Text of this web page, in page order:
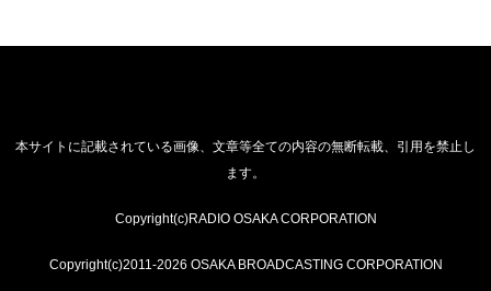
本サイトに記載されている画像、文章等全ての内容の無断転載、引用を禁止し
ます。
Copyright(c)RADIO OSAKA CORPORATION
Copyright(c)2011-2026 OSAKA BROADCASTING CORPORATION